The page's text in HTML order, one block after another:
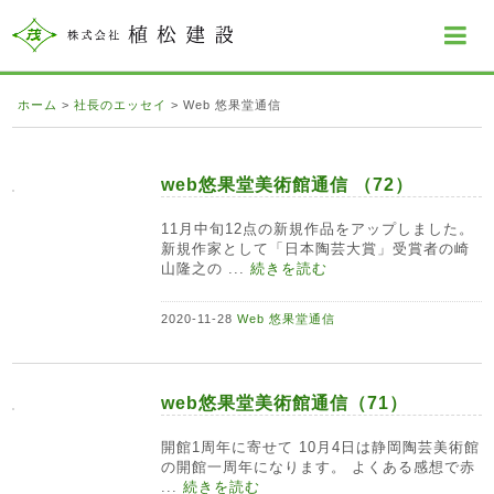
ホーム >社長のエッセイ >Web 悠果堂通信
web悠果堂美術館通信 （72）
11月中旬12点の新規作品をアップしました。
新規作家として「日本陶芸大賞」受賞者の崎
山隆之の ...続きを読む
2020-11-28 Web 悠果堂通信
web悠果堂美術館通信（71）
開館1周年に寄せて 10月4日は静岡陶芸美術館
の開館一周年になります。 よくある感想で赤
...続きを読む